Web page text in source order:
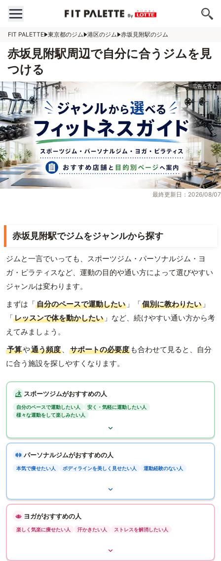
FIT PALETTE 東京都のジム 港区のジム 赤坂見附駅のジム
赤坂見附駅周辺で自分に合うジムを見
つける
最終更新日：2026/08/07
赤坂見附駅でジムをジャンルから探す
ジムと一言でいっても、スポーツジム・パーソナルジム・ヨ
ガ・ピラティスなど、運動の目的や通い方によって選びやすい
ジャンルは変わります。
まずは「自分のペースで運動したい 」「個別に教わりたい 」
「レッスンで体を動かしたい 」など、続けやすい通い方から考
えてみましょう。
予算や通う頻度 、 サポートの必要度 も合わせて見ると、自分
に合う施設を探しやすくなります。
スポーツジムがおすすめの人
自分のペースで運動したい人
安く・気軽に運動したい人
様々な運動をして楽しみたい人
パーソナルジムがおすすめの人
本気で痩せたい人 ボディラインを美しく見せたい人 運動経験のない人
ヨガがおすすめの人
楽しく気楽に痩せたい人 汗かきたい人 ストレスを解消したい人